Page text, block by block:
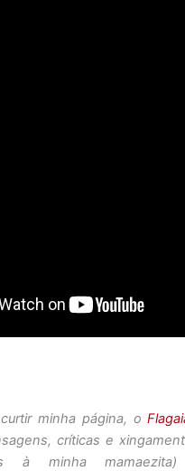
minha página, o
críticas e
à minha